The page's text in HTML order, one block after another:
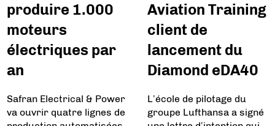
produire 1.000
moteurs
électriques par
an
Safran Electrical & Power
va ouvrir quatre lignes de
Aviation Training
client de
lancement du
Diamond eDA40
L’école de pilotage du
groupe Lufthansa a signé